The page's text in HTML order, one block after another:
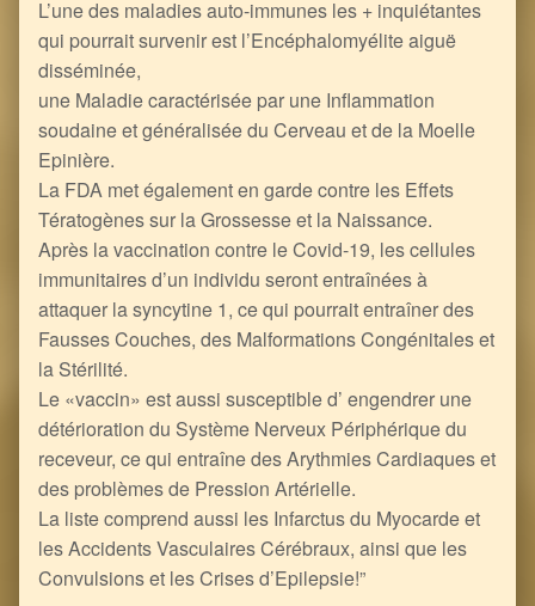
L’une des maladies auto-immunes les + inquiétantes
qui pourrait survenir est l’Encéphalomyélite aiguë
disséminée,
une Maladie caractérisée par une Inflammation
soudaine et généralisée du Cerveau et de la Moelle
Epinière.
La FDA met également en garde contre les Effets
Tératogènes sur la Grossesse et la Naissance.
Après la vaccination contre le Covid-19, les cellules
immunitaires d’un individu seront entraînées à
attaquer la syncytine 1, ce qui pourrait entraîner des
Fausses Couches, des Malformations Congénitales et
la Stérilité.
Le «vaccin» est aussi susceptible d’ engendrer une
détérioration du Système Nerveux Périphérique du
receveur, ce qui entraîne des Arythmies Cardiaques et
des problèmes de Pression Artérielle.
La liste comprend aussi les Infarctus du Myocarde et
les Accidents Vasculaires Cérébraux, ainsi que les
Convulsions et les Crises d’Epilepsie!”